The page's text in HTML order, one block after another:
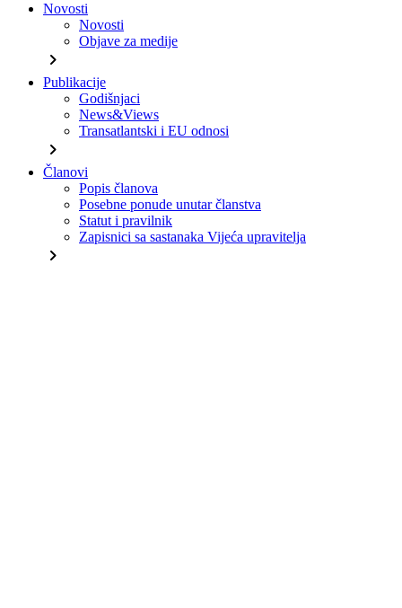
Novosti
Novosti
Objave za medije
chevron_right
Publikacije
Godišnjaci
News&Views
Transatlantski i EU odnosi
chevron_right
Članovi
Popis članova
Posebne ponude unutar članstva
Statut i pravilnik
Zapisnici sa sastanaka Vijeća upravitelja
chevron_right